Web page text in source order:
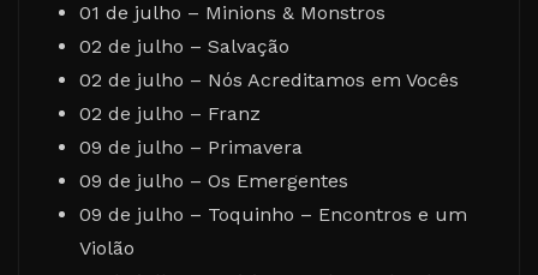
01 de julho – Minions & Monstros
02 de julho – Salvação
02 de julho – Nós Acreditamos em Vocês
02 de julho – Franz
09 de julho – Primavera
09 de julho – Os Emergentes
09 de julho – Toquinho – Encontros e um
Violão